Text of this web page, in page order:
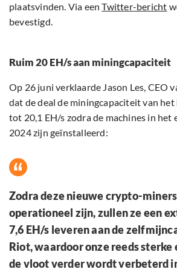
plaatsvinden. Via eenTwitter-bericht
bevestigd.
Ruim 20 EH/s aan miningcapaciteit
Op 26 juni verklaarde Jason Les, CEO
dat de deal de miningcapaciteit van
tot 20,1 EH/s zodra de machines in het
2024 zijn geïnstalleerd:
Zodra deze nieuwe crypto-
operationeel zijn, zullen ze een
7,6 EH/s leveren aan de
Riot, waardoor onze reeds
de vloot verder wordt verbeterd